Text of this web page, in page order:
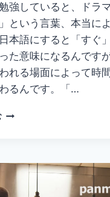
ま
と
め】
強していると、ドラ
という言葉、本当に
本語にすると「すぐ
た意味になるんです
れる場面によって時
るんです。「…
韓
방」
意